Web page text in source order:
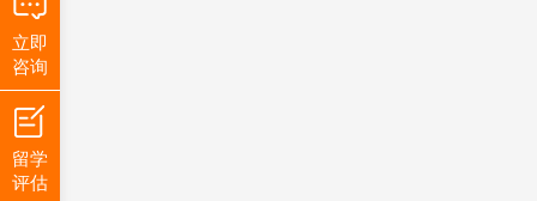
立即
咨询
留学
评估